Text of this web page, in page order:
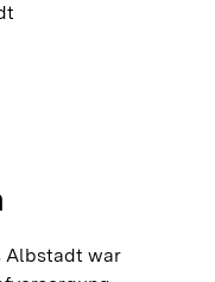
Albstadt war